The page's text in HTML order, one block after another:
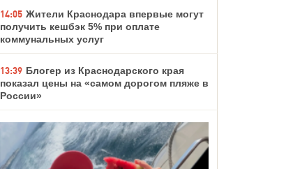
14:05 Жители Краснодара впервые могут
получить кешбэк 5% при оплате
коммунальных услуг
13:39 Блогер из Краснодарского края
показал цены на «самом дорогом пляже в
России»